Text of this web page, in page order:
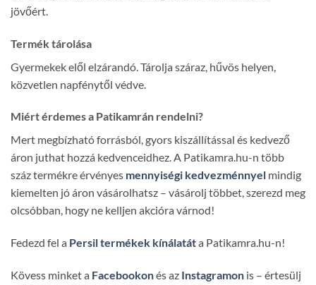
jövőért.
Termék tárolása
Gyermekek elől elzárandó. Tárolja száraz, hűvös helyen,
közvetlen napfénytől védve.
Miért érdemes a Patikamrán rendelni?
Mert megbízható forrásból, gyors kiszállítással és kedvező
áron juthat hozzá kedvenceidhez. A Patikamra.hu-n több
száz termékre érvényes mennyiségi kedvezménnyel mindig
kiemelten jó áron vásárolhatsz – vásárolj többet, szerezd meg
olcsóbban, hogy ne kelljen akcióra várnod!
Fedezd fel a Persil termékek kínálatáta Patikamra.hu-n!
Kövess minket a Facebookonés az Instagramon is – értesülj